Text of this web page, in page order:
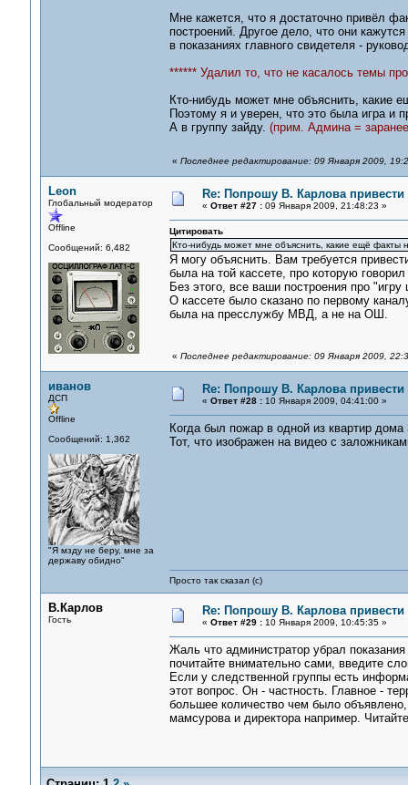
Мне кажется, что я достаточно привёл
построений. Другое дело, что они
в показаниях главного свидетеля -
****** Удалил то, что не касалось темы
Кто-нибудь может мне объяснить, какие
Поэтому я и уверен, что это была
А в группу зайду. (прим. Админа =
« Последнее редактирование: 09 Января 2009,
Leon
Глобальный модератор
Offline
Сообщений: 6,482
Re: Попрошу В. Карлова привести
« Ответ #27 :09 Января 2009, 21:48:23 »
Цитировать
Кто-нибудь может мне объяснить, какие ещё факты
Я могу объяснить. Вам требуется
была на той кассете, про которую
Без этого, все ваши построения про
О кассете было сказано по первому
была на пресслужбу МВД, а не на ОШ.
« Последнее редактирование: 09 Января 2009,
иванов
ДСП
Offline
Сообщений: 1,362
"Я мзду не беру, мне за
державу обидно"
Re: Попрошу В. Карлова привести
« Ответ #28 :10 Января 2009, 04:41:00 »
Когда был пожар в одной из квартир дома
Тот, что изображен на видео с
Просто так сказал (с)
В.Карлов
Гость
Re: Попрошу В. Карлова привести
« Ответ #29 :10 Января 2009, 10:45:35 »
Жаль что администратор убрал
почитайте внимательно сами, введите
Если у следственной группы есть
этот вопрос. Он - частность. Главное -
большее количество чем было
мамсурова и директора например.